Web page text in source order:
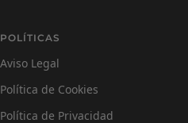
POLÍTICAS
Aviso Legal
Política de Cookies
Política de Privacidad